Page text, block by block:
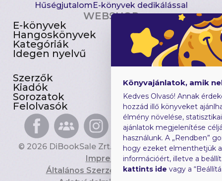
Hűségjutalom E-könyvek dedikálással
WEBSHOP
E-könyvek
Hangoskönyvek
Kategóriák
Idegen nyelvű
Csomagajánlatok
Akciósak
Előjegyezhetők
Újdonságok
Szerzők
Kiadók
Sorozatok
Felolvasók
Gyerekkönyvek
Heti toplista
Ajándékutalvány
Blog
© 2026 DiBookSale Zrt. Minden jog fenntartva.
Impresszum
Általános Szerződési Feltételek
Könyvajánlatok, amik
Kedves Olvasó! Annak
hozzád illő könyveket
élmény növelése,
ajánlatok megjelenítése
használunk. A „Rendben”
hogy ezeket elmenthetjük
információért, illetve a
kattints ide vagy a